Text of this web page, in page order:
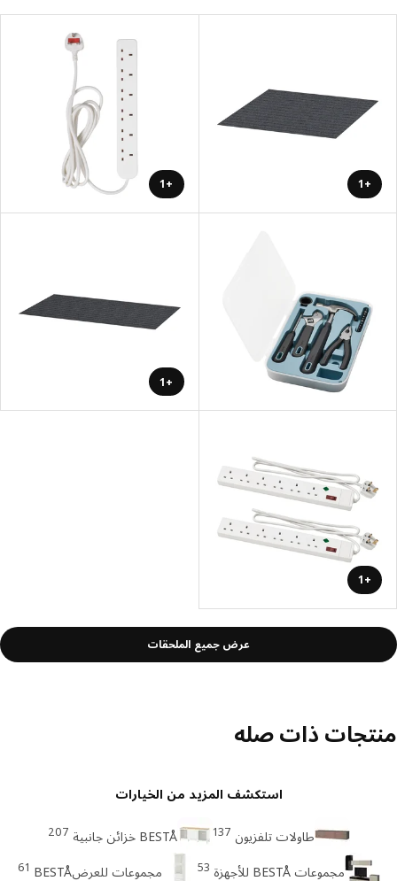
+1
+1
+1
+1
عرض جميع الملحقات
ذات صله
استكشف المزيد من الخيارات
طاولات تلفزيون 137 BESTÅ خزائن جانبية 207
مجموعات BESTÅ للأجهزة 53 مجموعات للعرضBESTÅ 61